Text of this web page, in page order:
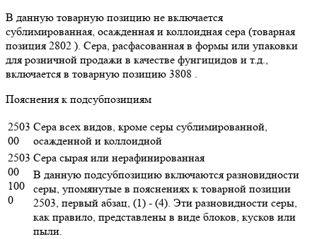
В данную товарную позицию не включается
сублимированная, осажденная и коллоидная сера (товарная
позиция 2802 ). Сера, расфасованная в формы или упаковки
для розничной продажи в качестве фунгицидов и т.д.,
включается в товарную позицию 3808 .
Пояснения к подсубпозициям
2503
00
Сера всех видов, кроме серы сублимированной,
осажденной и коллоидной
2503
00
100
0
Сера сырая или нерафинированная
В данную подсубпозицию включаются разновидности
серы, упомянутые в пояснениях к товарной позиции
2503, первый абзац, (1) - (4). Эти разновидности серы,
как правило, представлены в виде блоков, кусков или
пыли.